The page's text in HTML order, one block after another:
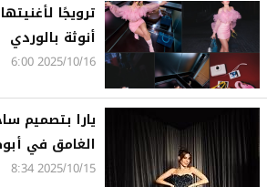
ترويجًا
أنوثة بالوردي
2025/10/16 6:00
يارا بتصميم
الغامق في
2025/10/15 8:34